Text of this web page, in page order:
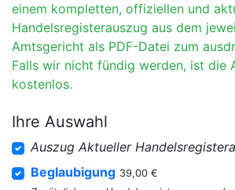
einem kompletten, offiziellen und
Handelsregisterauszug aus dem
Amtsgericht als PDF-Datei zum
Falls wir nicht fündig werden, ist die
kostenlos.
Ihre Auswahl
Auszug Aktueller
Beglaubigung 39,00 €